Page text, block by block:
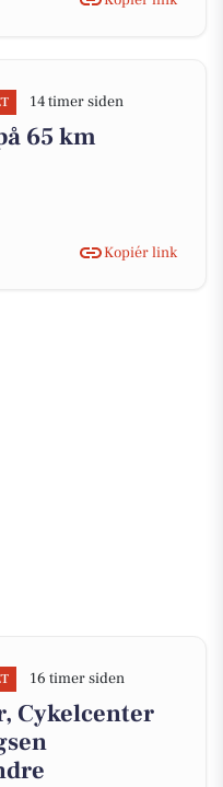
14 timer siden
65 km
Kopiér link
16 timer siden
Cykelcenter